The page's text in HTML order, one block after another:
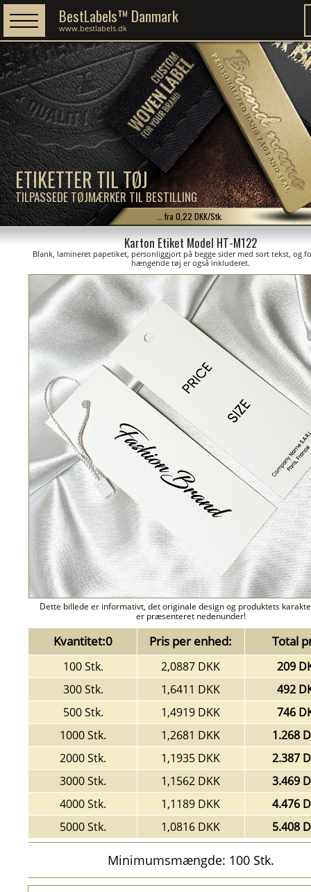
ETIKETTER TIL TØJ
TILPASSEDE TØJMÆRKER TIL BESTILLING
BestLabels™ Danmark
www.bestlabels.dk
... fra 0,22 DKK/Stk.
Karton Etiket Model HT-M122
Blank, lamineret papetiket, personliggjort på begge sider med sort tekst, og
hængende tøj er også inkluderet.
Dette billede er informativt, det originale design og produktets
er præsenteret nedenunder!
Kvantitet:0 Pris per enhed: Total
100 Stk. 2,0887 DKK
209
300 Stk.
1,6411 DKK
492
500 Stk.
1,4919 DKK
746
1000 Stk.
1,2681 DKK
1.268
2000 Stk.
1,1935 DKK
2.387
3000 Stk.
1,1562 DKK
3.469
4000 Stk.
1,1189 DKK
4.476
5000 Stk.
1,0816 DKK 5.408
Minimumsmængde: 100 Stk.